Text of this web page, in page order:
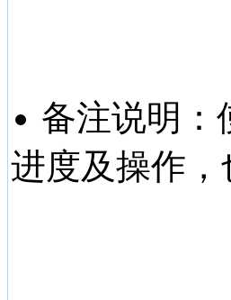
备注说明：
进度及操作